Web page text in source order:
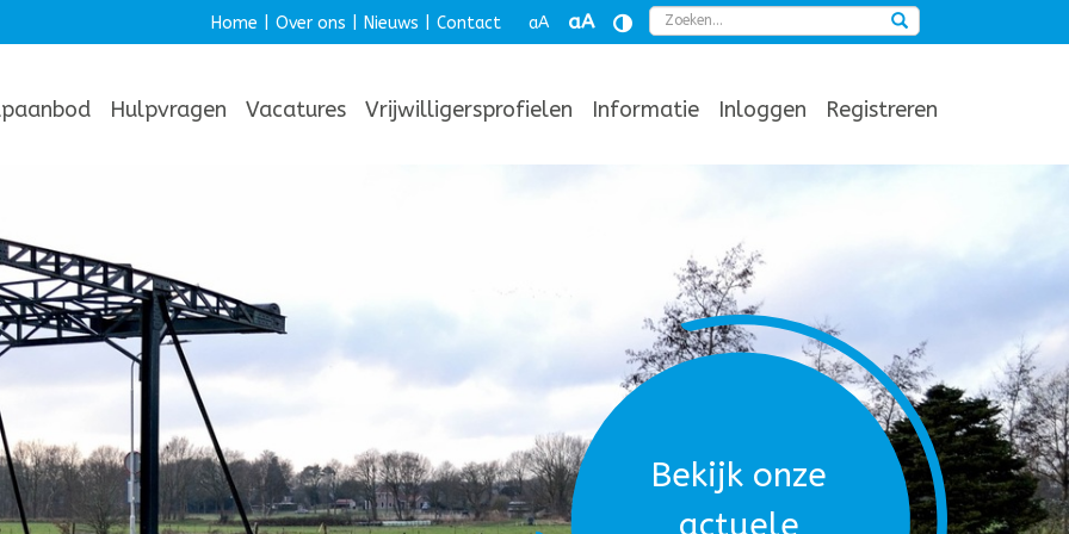
Home Over ons Nieuws Contact aA aA Zoeken
Hulpvragen Vacatures Vrijwilligersprofielen Informatie Inloggen Registreren
Bekijk onze
actuele